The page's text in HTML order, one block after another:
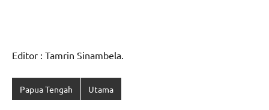
Editor : Tamrin Sinambela.
Papua Tengah Utama